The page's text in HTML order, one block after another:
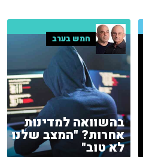
חמש בערב
בהשוואה למדינות
אחרות? "המצב שלנו
לא טוב"